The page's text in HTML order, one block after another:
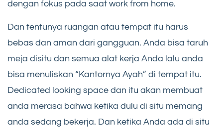
dengan fokus pada saat work from home.
Dan tentunya ruangan atau tempat itu harus
bebas dan aman dari gangguan. Anda bisa taruh
meja disitu dan semua alat kerja Anda lalu anda
bisa menuliskan “Kantornya Ayah” di tempat itu.
Dedicated looking space dan itu akan membuat
anda merasa bahwa ketika dulu di situ memang
anda sedang bekerja. Dan ketika Anda ada di situ